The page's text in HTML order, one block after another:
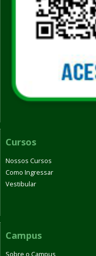
Cursos
Nossos Cursos
Como Ingressar
Vestibular
Campus
Sobre o Campus